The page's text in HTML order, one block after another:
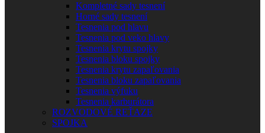
Kompletné sady tesnení
Horné sady tesnení
Tesnenia pod hlavu
Tesnenia pod veko hlavy
Tesnenia krytu spojky
Tesnenia bloku spojky
Tesnenia krytu zapaľovania
Tesnenia bloku zapaľovania
Tesnenia výfuku
Tesnenia karburátora
ROZVODOVÉ REŤAZE
SPOJKA